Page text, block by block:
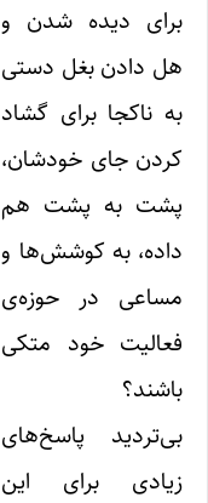
برای دیده شدن و
هل دادن بغل دستی‌
به ناکجا برای گشاد
کردن جای خودشان،
پشت به پشت هم
داده، به کوشش‌ها و
مساعی در حوزه‌ی
فعالیت خود متکی
باشند؟
بی‌تردید پاسخ‌های
زیادی برای این